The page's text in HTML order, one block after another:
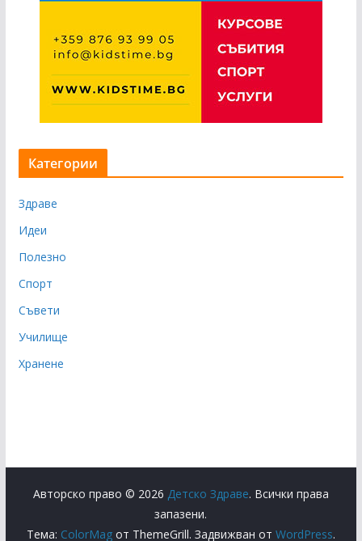
Категории
Здраве
Идеи
Полезно
Спорт
Съвети
Училище
Хранене
Авторско право © 2026 Детско Здраве. Всички права
запазени.
Тема: ColorMagот ThemeGrill. Задвижван от WordPress.